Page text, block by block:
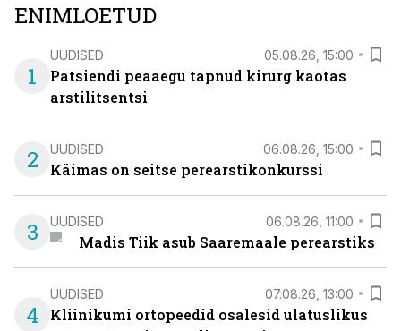
ENIMLOETUD
1
UUDISED 05.08.26, 15:00
Patsiendi peaaegu tapnud kirurg kaotas
arstilitsentsi
2 UUDISED 06.08.26, 15:00
Käimas on seitse perearstikonkurssi
3 UUDISED 06.08.26, 11:00
Madis Tiik asub Saaremaale perearstiks
4
UUDISED 07.08.26, 13:00
Kliinikumi ortopeedid osalesid ulatuslikus